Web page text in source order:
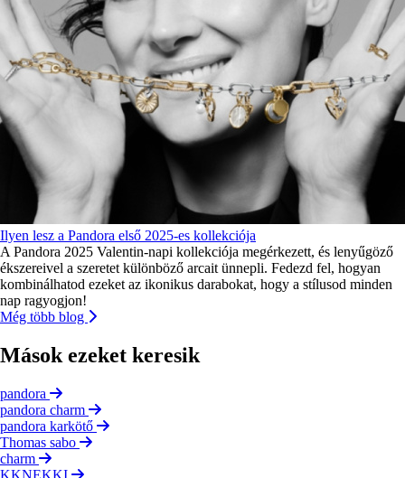
Ilyen lesz a Pandora első 2025-es kollekciója
A Pandora 2025 Valentin-napi kollekciója megérkezett, és lenyűgöző
ékszereivel a szeretet különböző arcait ünnepli. Fedezd fel, hogyan
kombinálhatod ezeket az ikonikus darabokat, hogy a stílusod minden
nap ragyogjon!
Még több blog
Mások ezeket keresik
pandora
pandora charm
pandora karkötő
Thomas sabo
charm
KKNEKKI